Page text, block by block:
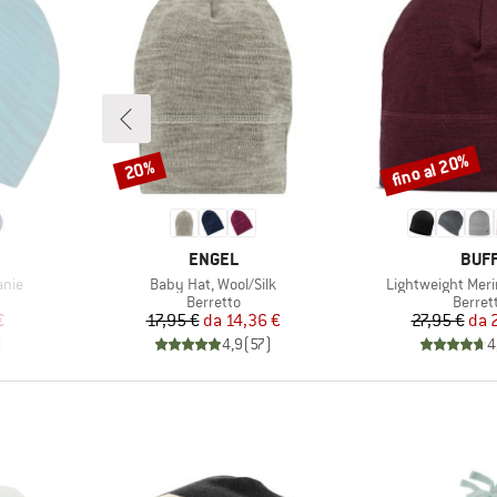
MARCHIO
ENGEL
Articolo
Baby Hat, Wool/Silk
Gruppo di prodotti
Berretto
Prezzo
17,95 € Prezzo ridotto
da 14,36 €
4,9(57)
Sconto
20%
Articolo
Lightweight
27,95 € da
Sconto
fino al 20%